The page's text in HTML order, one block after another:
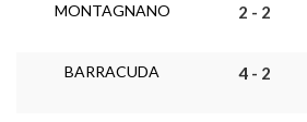
MONTAGNANO 2 - 2
BARRACUDA 4 - 2